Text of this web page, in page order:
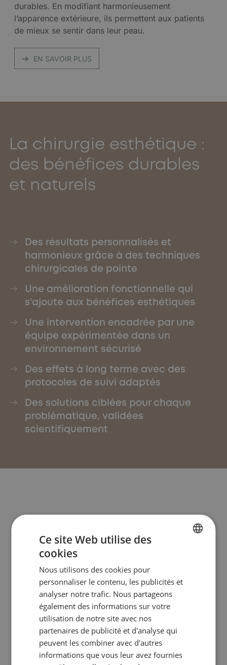
durables. En modifiant harmonieusement
l’apparence extérieure, ils permettent aux patients
de mieux se sentir dans leur peau.
EN SAVOIR PLUS
La chirurgie esthétique :
des bénéfices durables
et naturels
Des résultats personnalisés et
harmonieux grâce à des techniques
chirurgicales de pointe
Une amélioration fonctionnelle qui
s'ajoute aux bénéfices esthétiques
Une intervention encadrée par une
équipe expérimentée dans un
environnement sécurisé
Des effets à long terme avec des
protocoles de suivi adaptés
Des solutions ciblées pour chaque
problématique, validées
scientifiquement
Ce site Web utilise des
cookies
Nous utilisons des cookies pour
personnaliser le contenu, les publicités et
analyser notre trafic. Nous partageons
également des informations sur votre
utilisation de notre site avec nos
partenaires de publicité et d'analyse qui
peuvent les combiner avec d'autres
informations que vous leur avez fournies